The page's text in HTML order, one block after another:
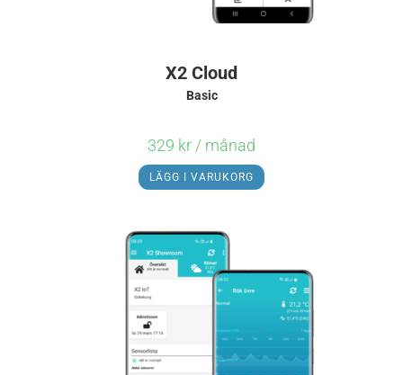
X2 Cloud
Basic
329 kr / månad
LÄGG I VARUKORG